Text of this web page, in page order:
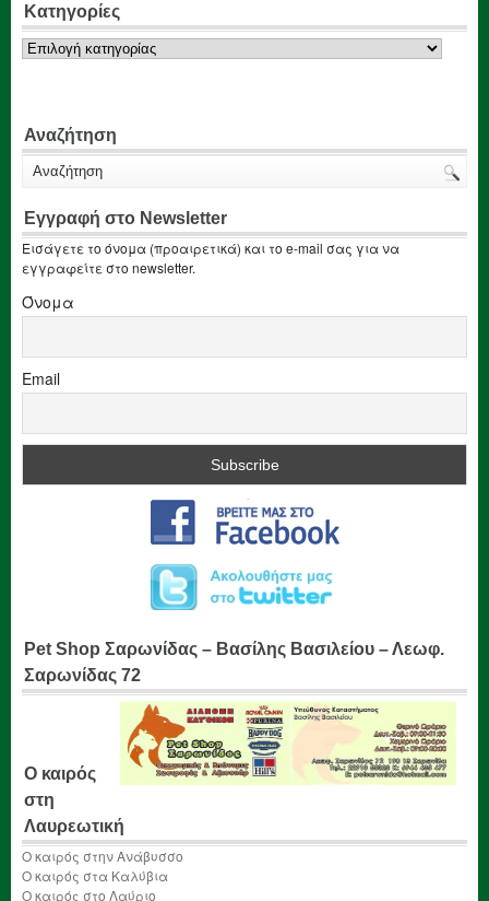
Κατηγορίες
Κατηγορίες
Αναζήτηση
Εγγραφή στο Newsletter
Εισάγετε το όνομα (προαιρετικά) και το e-mail σας για να
εγγραφείτε στο newsletter.
Όνομα
Email
Pet Shop Σαρωνίδας – Βασίλης Βασιλείου – Λεωφ.
Σαρωνίδας 72
Ο καιρός
στη
Λαυρεωτική
Ο καιρός στην Ανάβυσσο
Ο καιρός στα Καλύβια
Ο καιρός στο Λαύριο